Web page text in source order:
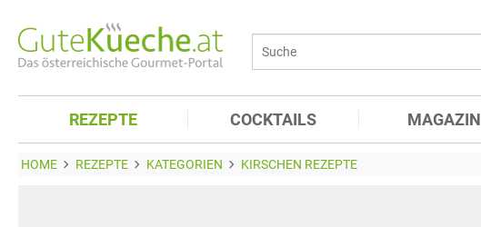
REZEPTE COCKTAILS MAGAZIN
HOME REZEPTE KATEGORIEN KIRSCHEN REZEPTE